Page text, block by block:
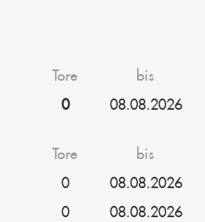
Tore
bis
0 08.08.2026
Tore
bis
0
08.08.2026
0
08.08.2026